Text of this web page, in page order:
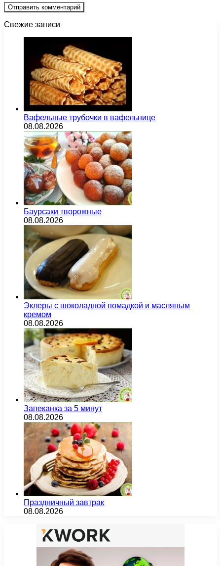
Свежие записи
Вафельные трубочки в вафельнице
08.08.2026
Баурсаки творожные
08.08.2026
Эклеры с шоколадной помадкой и масляным
кремом
08.08.2026
Запеканка за 5 минут
08.08.2026
Праздничный завтрак
08.08.2026